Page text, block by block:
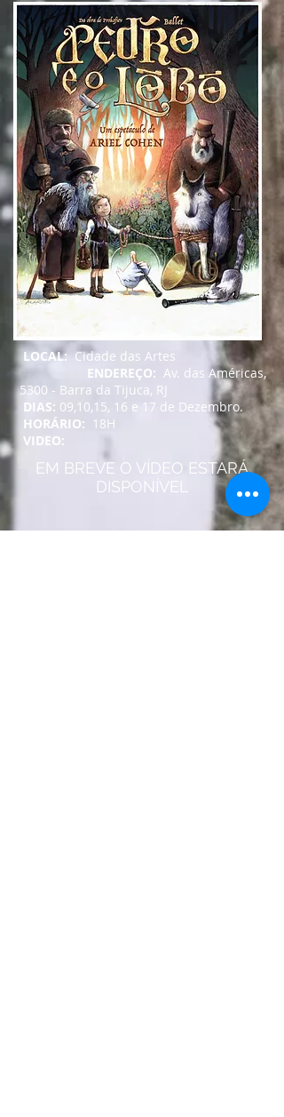
LOCAL: Cidade das Artes
ENDEREÇO: Av. das Américas,
5300 - Barra da Tijuca, RJ
DIAS: 09,10,15, 16 e 17 de Dezembro.
HORÁRIO: 18H
VIDEO:
EM BREVE O VÍDEO ESTARÁ
DISPONÍVEL